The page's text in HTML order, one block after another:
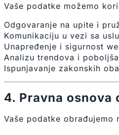
Vaše podatke možemo
Odgovaranje na upite i
Komunikaciju u vezi sa
Unapređenje i sigurnost
Analizu trendova i
Ispunjavanje zakonskih
4. Pravna osnova
Vaše podatke obrađujemo